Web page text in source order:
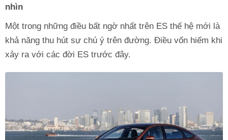
nhìn
Một trong những điều bất ngờ nhất trên ES thế hệ mới là
khả năng thu hút sự chú ý trên đường. Điều vốn hiếm khi
xảy ra với các đời ES trước đây.